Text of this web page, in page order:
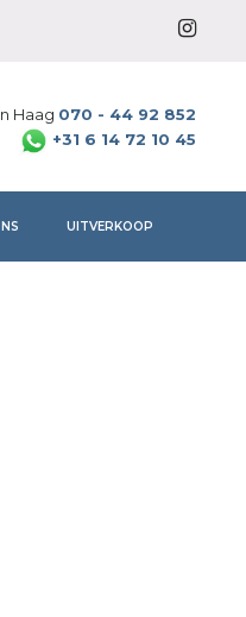
Haag 070 - 44 92 852
+31 6 14 72 10 45
UITVERKOOP